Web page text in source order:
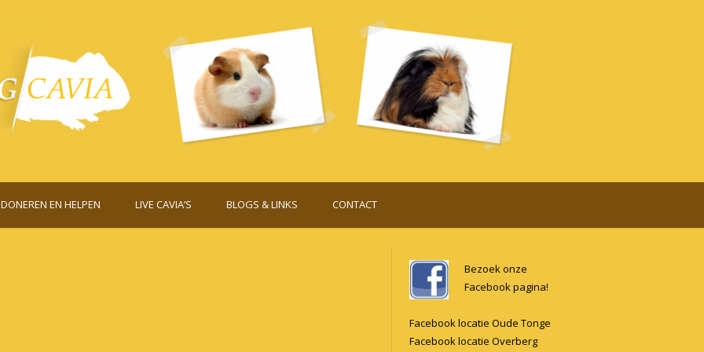
DONEREN EN HELPEN LIVE CAVIA’S BLOGS & LINKS CONTACT
Bezoek onze
Facebook pagina!
Facebook locatie Oude Tonge
Facebook locatie Overberg